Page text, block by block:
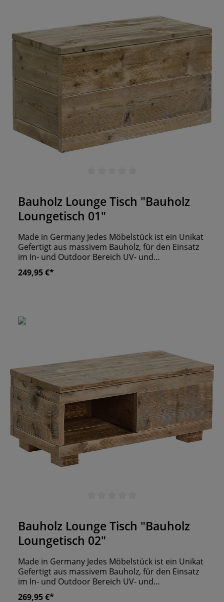
Bauholz Lounge Tisch "Bauholz
Loungetisch 01"
Made in Germany Jedes Möbelstück ist ein Unikat
Gefertigt aus massivem Bauholz, für den Einsatz
im In- und Outdoor Bereich UV- und
Wetterbeständig
249,95 €*
Bauholz Lounge Tisch "Bauholz
Loungetisch 02"
Made in Germany Jedes Möbelstück ist ein Unikat
Gefertigt aus massivem Bauholz, für den Einsatz
im In- und Outdoor Bereich UV- und
Wetterbeständig
269,95 €*